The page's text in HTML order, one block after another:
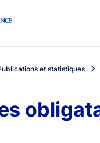
et statistiques